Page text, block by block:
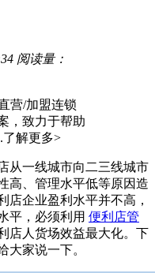
阅读量：
营/加盟连锁
，致力于帮助
了解更多>
从一线城市向二三线城市
高、管理水平低等原因造
店企业盈利水平并不高，
平，必须利用 便利店管
店人货场效益最大化。下
大家说一下。